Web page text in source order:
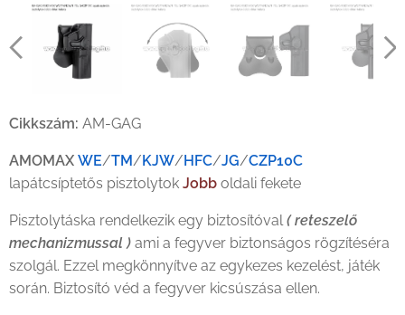
Cikkszám: AM-GAG
AMOMAX WE/TM/KJW/HFC/JG/CZP10C
lapátcsíptetős pisztolytok Jobb oldali fekete
Pisztolytáska rendelkezik egy biztosítóval ( reteszelő
mechanizmussal ) ami a fegyver biztonságos rögzítéséra
szolgál. Ezzel megkönnyítve az egykezes kezelést, játék
során. Biztosító véd a fegyver kicsúszása ellen.